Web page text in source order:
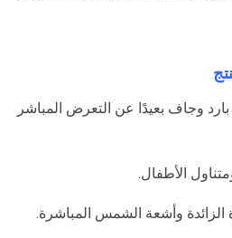
وجاف بعيدًا عن التعرض المباشر
الأطفال.
الزائدة وأشعة الشمس المباشرة.